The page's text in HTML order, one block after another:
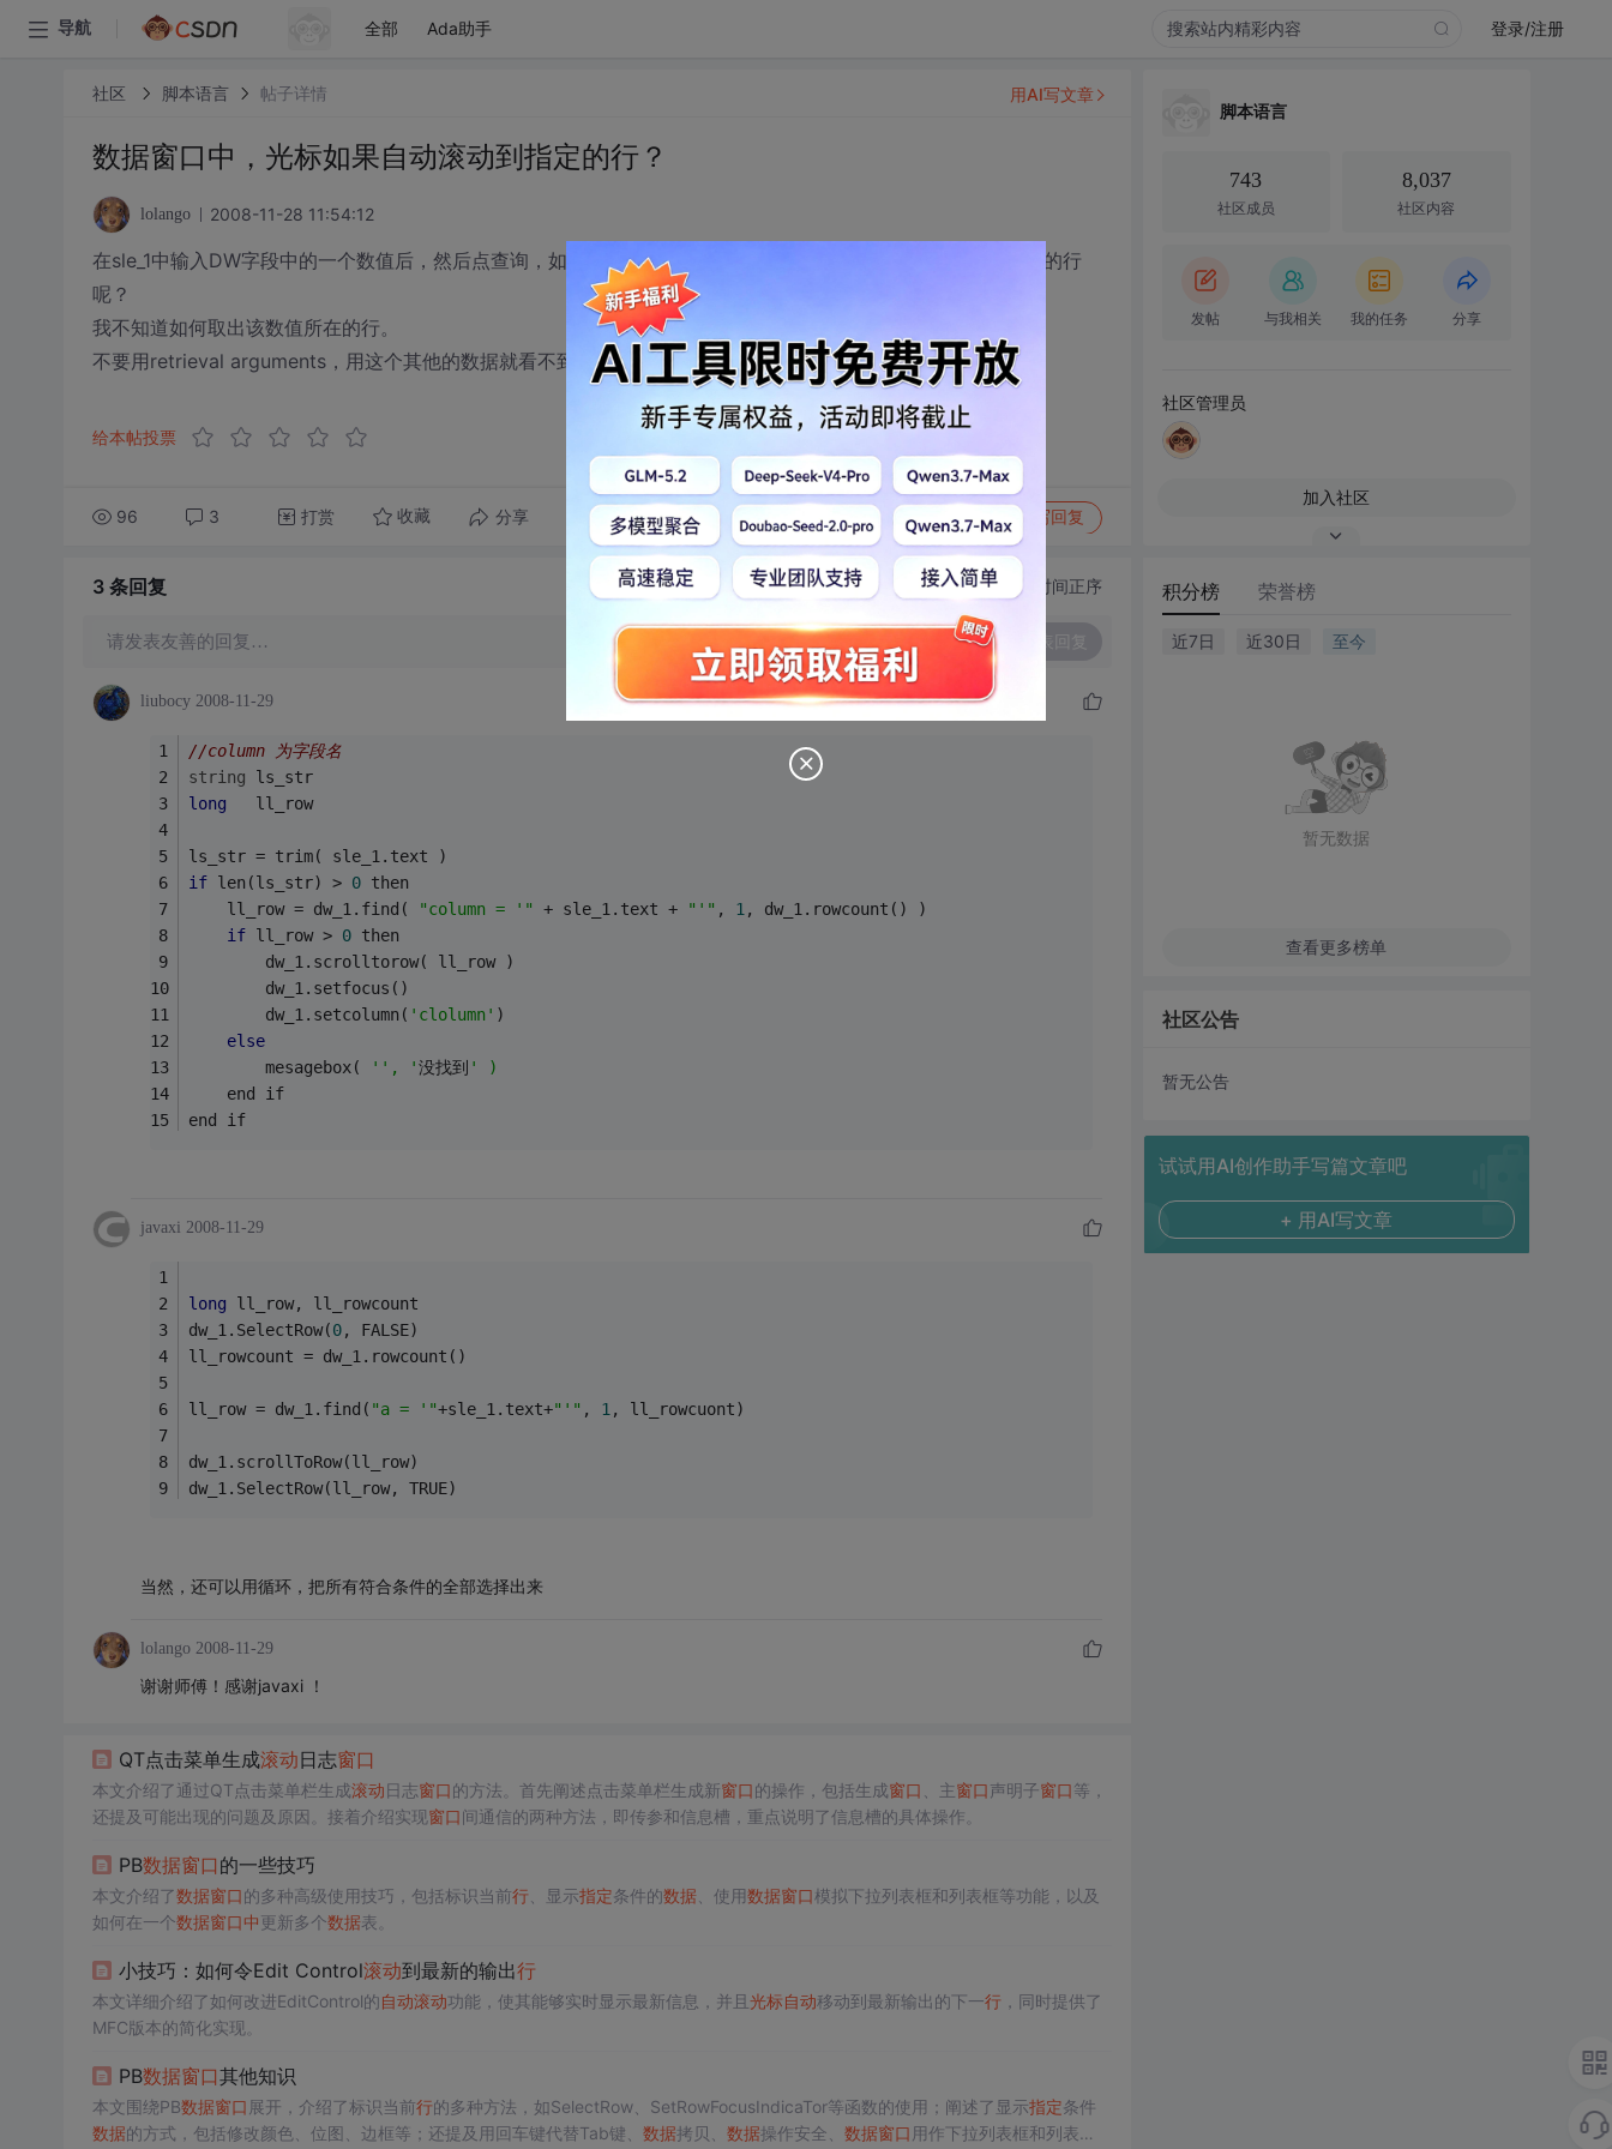
导航 全部 Ada助手 登录/注册
社区 脚本语言 帖子详情
数据窗口中，光标如果自动滚动到指定的行？
lolango 2008-11-28 11:54:12
在sle_1中输入DW字段中的一个数值后，然后点查询，如何让数据窗口中的光标scrollToRow滚动到这个数值所在的行
呢？
我不知道如何取出该数值所在的行。
不要用retrieval arguments，用这个其他的数据就看不到了。
给本帖投票
96 3 打赏 收藏 分享 转发到动态 举报 写回复
用AI写文章
3 条回复 切换为时间正序
请发表友善的回复…
liubocy 2008-11-29
//column 为字段名
string ls_str
long
   ll_row
ls_str = trim( sle_1.text )
if len(ls_str) > 0 then
    ll_row = dw_1.find(
"column = '" + sle_1.text + "'" , 1 , dw_1.rowcount() )
if ll_row > 0 then
        dw_1.scrolltorow( ll_row )
        dw_1.setfocus()
        dw_1.setcolumn(
'clolumn' )
else
        mesagebox(
'', '没找到 ' )
    end if
end if
javaxi 2008-11-29
long ll_row, ll_rowcount
dw_1.SelectRow(0, FALSE)
ll_rowcount = dw_1.rowcount()
ll_row = dw_1.find( "a = '"+sle_1.text+"'" , 1 , ll_rowcuont)
dw_1.scrollToRow(ll_row)
dw_1.SelectRow(ll_row, TRUE)
当然，还可以用循环，把所有符合条件的全部选择出来
lolango 2008-11-29
谢谢师傅！感谢javaxi ！
QT点击菜单生成滚动日志窗口
本文介绍了通过QT点击菜单栏生成滚动日志窗口的方法。首先阐述点击菜单栏生成新窗口的操作，包括生成窗口 、主窗口声明子窗口等，
还提及可能出现的问题及原因。接着介绍实现窗口间通信的两种方法，即传参和信息槽，重点说明了信息槽的具体操作。
PB数据窗口 的一些技巧
本文介绍了数据窗口的多种高级使用技巧，包括标识当前行、显示指定条件的数据、使用数据窗口模拟下拉列表框和列表框等功能，以及
如何在一个数据窗口中更新多个数据表。
小技巧：如何令Edit Control滚动到最新的输出行
本文详细介绍了如何改进EditControl的自动滚动功能，使其能够实时显示最新信息，并且光标自动移动到最新输出的下一行，同时提供了
MFC版本的简化实现。
PB数据窗口其他知识
本文围绕PB数据窗口 展开，介绍了标识当前行的多种方法，如SelectRow、SetRowFocusIndicaTor等函数的使用；阐述了显示指定条件
数据的方式，包括修改颜色、位图、边框等；还提及用回车键代替Tab键、 数据拷贝、 数据操作安全、 数据窗口 用作下拉列表框和列表
脚本语言
743
社区成员
8,037
社区内容
发帖 与我相关 我的任务 分享
社区管理员
加入社区
积分榜 荣誉榜
近7日 近30日 至今
暂无数据
查看更多榜单
社区公告
暂无公告
试试用AI创作助手写篇文章吧
+ 用AI写文章